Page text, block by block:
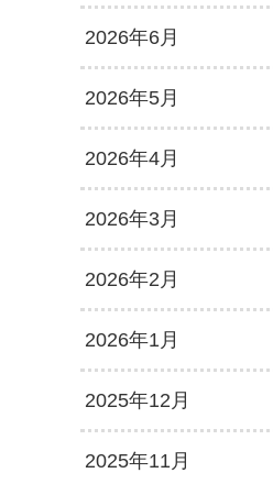
2026年6月
2026年5月
2026年4月
2026年3月
2026年2月
2026年1月
2025年12月
2025年11月